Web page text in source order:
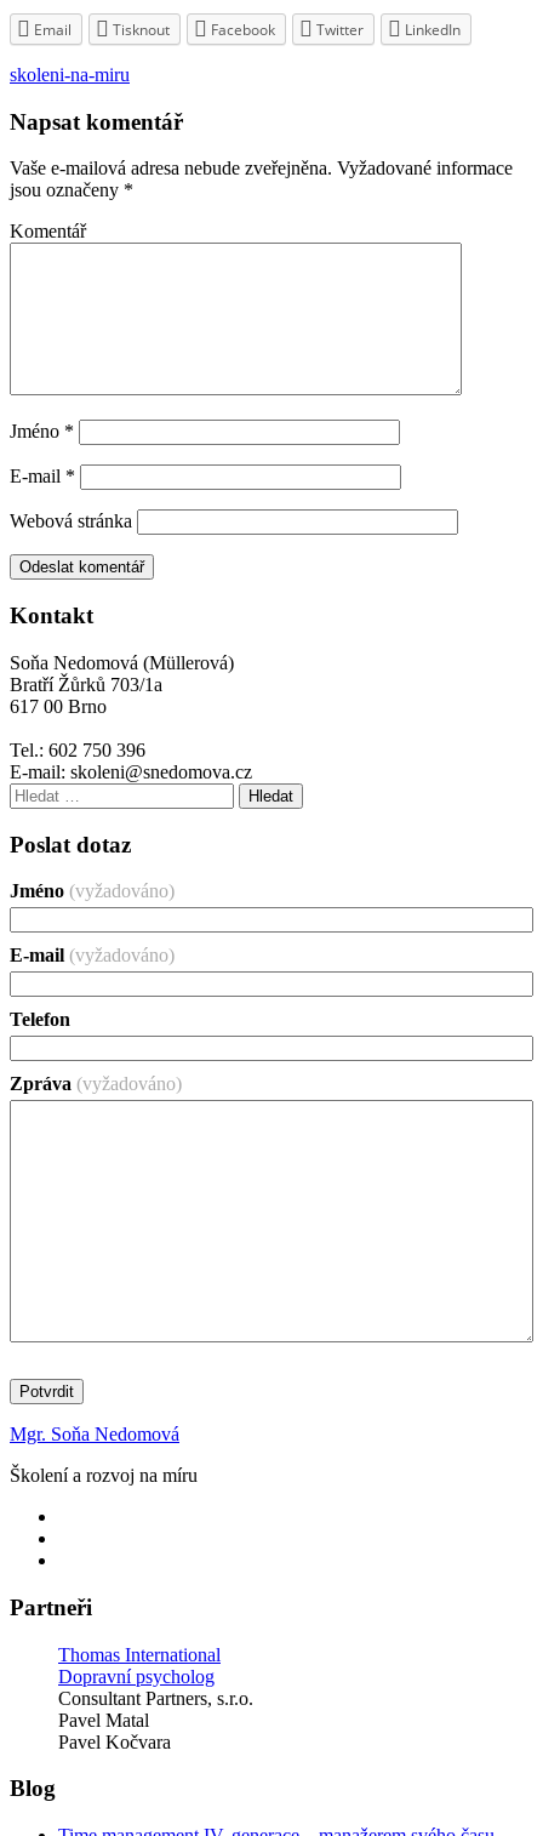
Email Tisknout Facebook Twitter LinkedIn
Navigace
pro
příspěvek
skoleni-na-miru
Napsat komentář
Vaše e-mailová adresa nebude zveřejněna. Vyžadované informace
jsou označeny *
Komentář
Jméno *
E-mail *
Webová stránka
Kontakt
Soňa Nedomová (Müllerová)
Bratří Žůrků 703/1a
617 00 Brno
Tel.: 602 750 396
E-mail: skoleni@snedomova.cz
Vyhledávání
Poslat dotaz
Jméno (vyžadováno)
E-mail (vyžadováno)
Telefon
Zpráva (vyžadováno)
Potvrdit
Mgr. Soňa Nedomová
Školení a rozvoj na míru
Partneři
Thomas International
Dopravní psycholog
Consultant Partners, s.r.o.
Pavel Matal
Pavel Kočvara
Blog